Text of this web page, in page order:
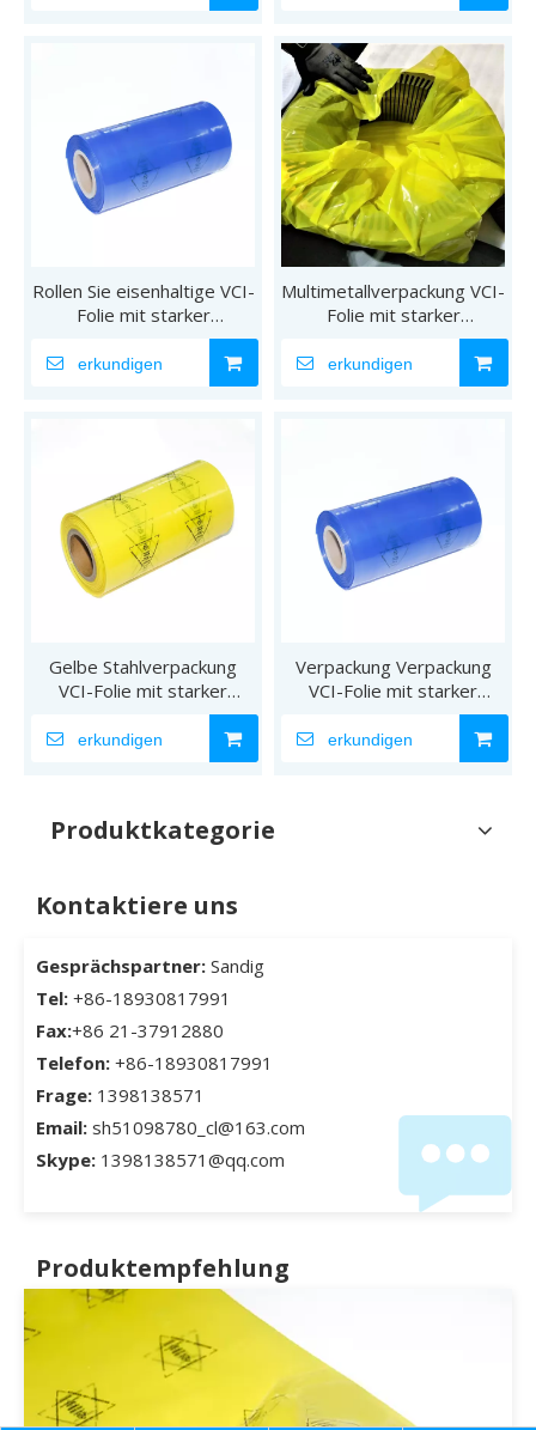
Rollen Sie eisenhaltige VCI-
Folie mit starker
Rostschutzleistung
erkundigen
Multimetallverpackung VCI-
Folie mit starker
Rostschutzleistung
erkundigen
Gelbe Stahlverpackung
VCI-Folie mit starker
Rostschutzleistung
erkundigen
Verpackung Verpackung
VCI-Folie mit starker
Rostschutzleistung
erkundigen
Produktkategorie
Kontaktiere uns
Gesprächspartner: Sandig
Tel: +86-18930817991
Fax:+86 21-37912880
Telefon: +86-18930817991
Frage: 1398138571
Email: sh51098780_cl@163.com
Skype: 1398138571@qq.com
Produktempfehlung